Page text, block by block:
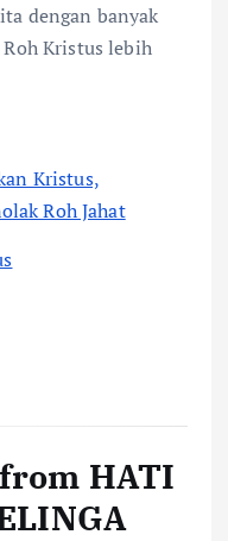
dengan banyak
Kristus lebih
Kristus,
Roh Jahat
HATI